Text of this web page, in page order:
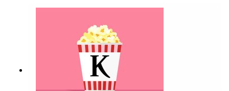
Παρουσίαση: Αιμίλιος Χαρμπής, Αλεξάνδρα
ΣκαράκηΕπιμέλεια παραγωγής: Urbi Productions